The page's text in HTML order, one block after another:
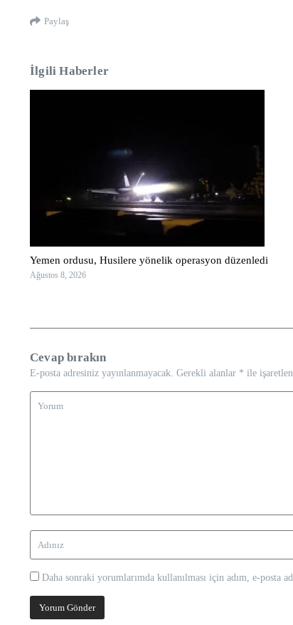
Paylaş
İlgili Haberler
Yemen ordusu, Husilere yönelik operasyon düzenledi
Ağustos 8, 2026
Cevap bırakın
E-posta adresiniz yayınlanmayacak. Gerekli alanlar * ile
Daha sonraki yorumlarımda kullanılması için adım, e-posta